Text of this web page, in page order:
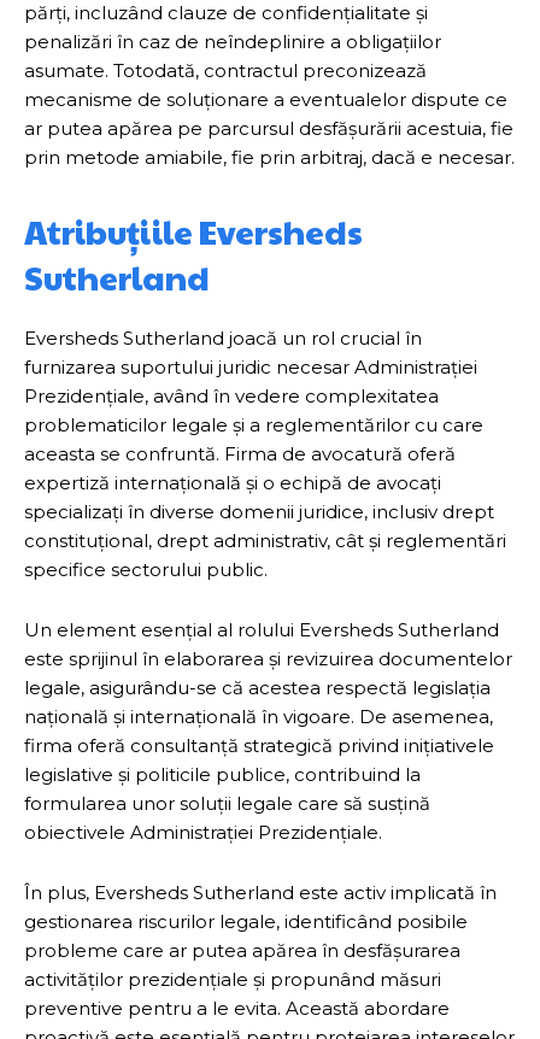
părți, incluzând clauze de confidențialitate și
penalizări în caz de neîndeplinire a obligațiilor
asumate. Totodată, contractul preconizează
mecanisme de soluționare a eventualelor dispute ce
ar putea apărea pe parcursul desfășurării acestuia, fie
prin metode amiabile, fie prin arbitraj, dacă e necesar.
Atribuțiile Eversheds
Sutherland
Eversheds Sutherland joacă un rol crucial în
furnizarea suportului juridic necesar Administrației
Prezidențiale, având în vedere complexitatea
problematicilor legale și a reglementărilor cu care
aceasta se confruntă. Firma de avocatură oferă
expertiză internațională și o echipă de avocați
specializați în diverse domenii juridice, inclusiv drept
constituțional, drept administrativ, cât și reglementări
specifice sectorului public.
Un element esențial al rolului Eversheds Sutherland
este sprijinul în elaborarea și revizuirea documentelor
legale, asigurându-se că acestea respectă legislația
națională și internațională în vigoare. De asemenea,
firma oferă consultanță strategică privind inițiativele
legislative și politicile publice, contribuind la
formularea unor soluții legale care să susțină
obiectivele Administrației Prezidențiale.
În plus, Eversheds Sutherland este activ implicată în
gestionarea riscurilor legale, identificând posibile
probleme care ar putea apărea în desfășurarea
activităților prezidențiale și propunând măsuri
preventive pentru a le evita. Această abordare